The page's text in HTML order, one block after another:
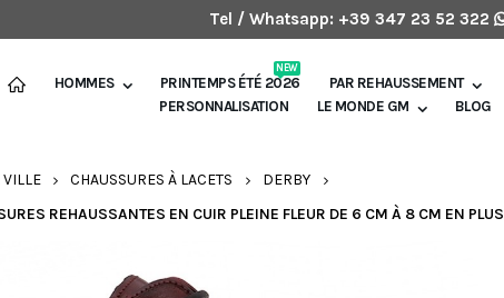
Tel / Whatsapp: +39 347 23 52 322
HOMMES PRINTEMPS ÉTÉ 2026
NEW
PAR REHAUSSEMENT
PERSONNALISATION
LE MONDE GM BLOG
CHAUSSURES À LACETS
DERBY
REHAUSSANTES EN CUIR PLEINE FLEUR DE 6 CM À 8 CM EN PLUS